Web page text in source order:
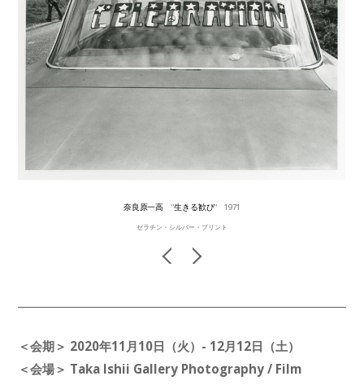
奈良原一高 "生きる歓び" 1971
ゼラチン・シルバー・プリント
＜会期＞ 2020年11月10日（火）- 12月12日（土）
＜会場＞ Taka Ishii Gallery Photography / Film